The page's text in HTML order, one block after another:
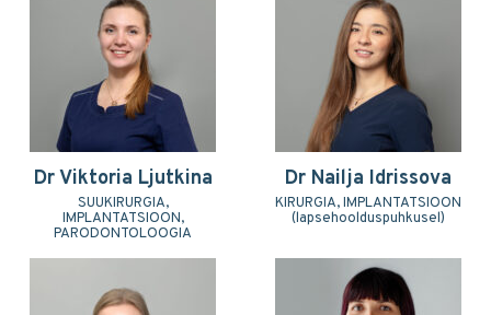
Dr Viktoria Ljutkina
SUUKIRURGIA,
IMPLANTATSIOON,
PARODONTOLOOGIA
Dr Nailja Idrissova
KIRURGIA, IMPLANTATSIOON
(lapsehoolduspuhkusel)